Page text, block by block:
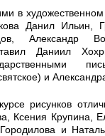
в
Данил Ильин,
Александр
Даниил
и
рисунков
Ксения Крупина,
и